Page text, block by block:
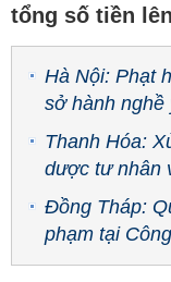
tổng số tiền
Hà Nội: Phạt
sở hành nghề
Thanh Hóa:
dược tư nhân
Đồng Tháp:
phạm tại